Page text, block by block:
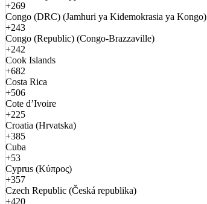
+269
Congo (DRC) (Jamhuri ya Kidemokrasia ya Kongo)
+243
Congo (Republic) (Congo-Brazzaville)
+242
Cook Islands
+682
Costa Rica
+506
Cote d’Ivoire
+225
Croatia (Hrvatska)
+385
Cuba
+53
Cyprus (Κύπρος)
+357
Czech Republic (Česká republika)
+420